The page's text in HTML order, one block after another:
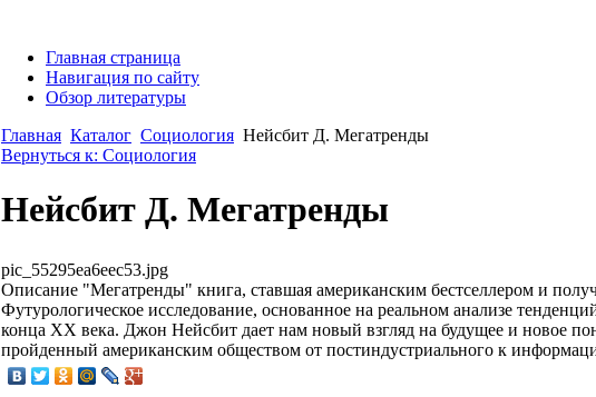
Главная страница
Навигация по сайту
Обзор литературы
Главная Каталог Социология Нейсбит Д. Мегатренды
Вернуться к: Социология
Нейсбит Д. Мегатренды
pic_55295ea6eec53.jpg
Описание "Мегатренды" книга, ставшая американским бестселлером и
Футурологическое исследование, основанное на реальном анализе
конца XX века. Джон Нейсбит дает нам новый взгляд на будущее и новое
пройденный американским обществом от постиндустриального к